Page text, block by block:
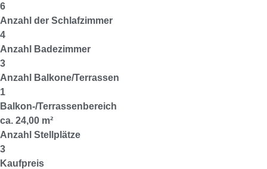
6
Anzahl der Schlafzimmer
4
Anzahl Badezimmer
3
Anzahl Balkone/Terrassen
1
Balkon-/Terrassenbereich
ca. 24,00 m²
Anzahl Stellplätze
3
Kaufpreis